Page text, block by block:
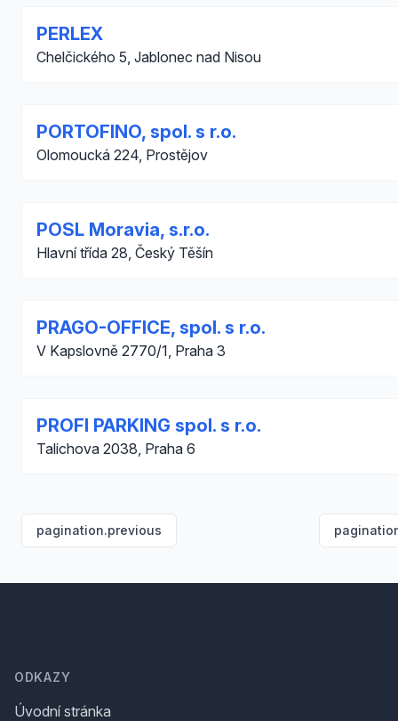
PERLEX
Chelčického 5, Jablonec nad Nisou
PORTOFINO, spol. s r.o.
Olomoucká 224, Prostějov
POSL Moravia, s.r.o.
Hlavní třída 28, Český Těšín
PRAGO-OFFICE, spol. s r.o.
V Kapslovně 2770/1, Praha 3
PROFI PARKING spol. s r.o.
Talichova 2038, Praha 6
pagination.previous
ODKAZY
Úvodní stránka